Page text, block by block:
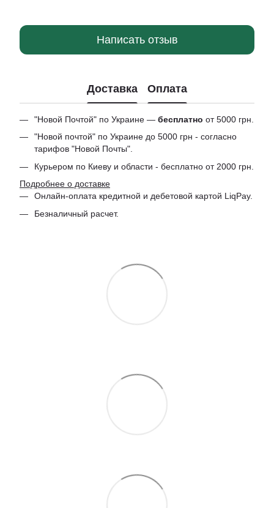
Написать отзыв
Доставка Оплата
"Новой Почтой" по Украине — бесплатно от 5000 грн.
"Новой почтой" по Украине до 5000 грн - согласно
тарифов "Новой Почты".
Курьером по Киеву и области - бесплатно от 2000 грн.
Подробнее о доставке
Онлайн-оплата кредитной и дебетовой картой LiqPay.
Безналичный расчет.